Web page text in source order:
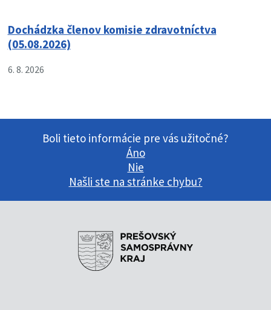
Dochádzka členov komisie zdravotníctva
(05.08.2026)
6. 8. 2026
Boli tieto informácie pre vás užitočné?
Áno
Nie
Našli ste na stránke chybu?